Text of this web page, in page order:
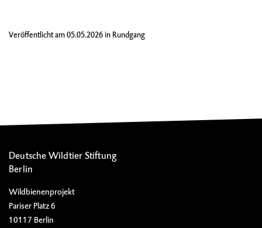
Veröffentlicht am05.05.2026in Rundgang
Deutsche Wildtier Stiftung
Berlin
Wildbienenprojekt
Pariser Platz 6
10117 Berlin